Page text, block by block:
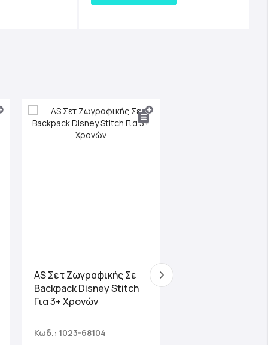
τέχνης
Μέσα από
εκφράζει τα
AS Σετ Ζωγραφικής Σε
Backpack Disney Stitch
Για 3+ Χρονών
Κωδ.: 1023-68104